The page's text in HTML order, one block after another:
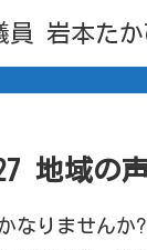
員 岩本たか
地域の
なりませんか?